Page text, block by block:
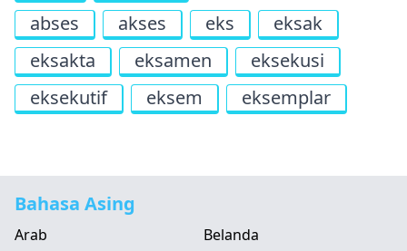
abses
akses eks
eksak
eksakta
eksamen
eksekusi
eksekutif
eksem eksemplar
Bahasa Asing
Arab
Belanda